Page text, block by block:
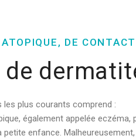
DE
de
les plus courants comprend :
également appelée eczéma,
petite enfance.